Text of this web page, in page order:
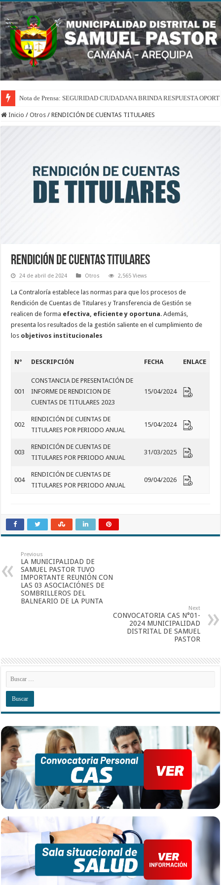
Nota de Prensa: SEGURIDAD CIUDADANA BRINDA RESPUESTA
Inicio / Otros / RENDICIÓN DE CUENTAS TITULARES
RENDICIÓN DE CUENTAS TITULARES
24 de abril de 2024 Otros 2,565 Views
La Contraloría establece las normas para que los procesos de
Rendición de Cuentas de Titulares y Transferencia de Gestión se
realicen de forma efectiva, eficiente y oportuna. Además,
presenta los resultados de la gestión saliente en el cumplimiento de
los objetivos institucionales
Nº DESCRIPCIÓN FECHA ENLACE
001
CONSTANCIA DE PRESENTACIÓN DE
INFORME DE RENDICION DE
CUENTAS DE TITULARES 2023
15/04/2024
002
RENDICIÓN DE CUENTAS DE
TITULARES POR PERIODO ANUAL
15/04/2024
003
RENDICIÓN DE CUENTAS DE
TITULARES POR PERIODO ANUAL
31/03/2025
004
RENDICIÓN DE CUENTAS DE
TITULARES POR PERIODO ANUAL
09/04/2026
Previous
LA MUNICIPALIDAD DE
SAMUEL PASTOR TUVO
IMPORTANTE REUNIÓN CON
LAS 03 ASOCIACIÓNES DE
SOMBRILLEROS DEL
BALNEARIO DE LA PUNTA
Next
CONVOCATORIA CAS N°01-
2024 MUNICIPALIDAD
DISTRITAL DE SAMUEL
PASTOR